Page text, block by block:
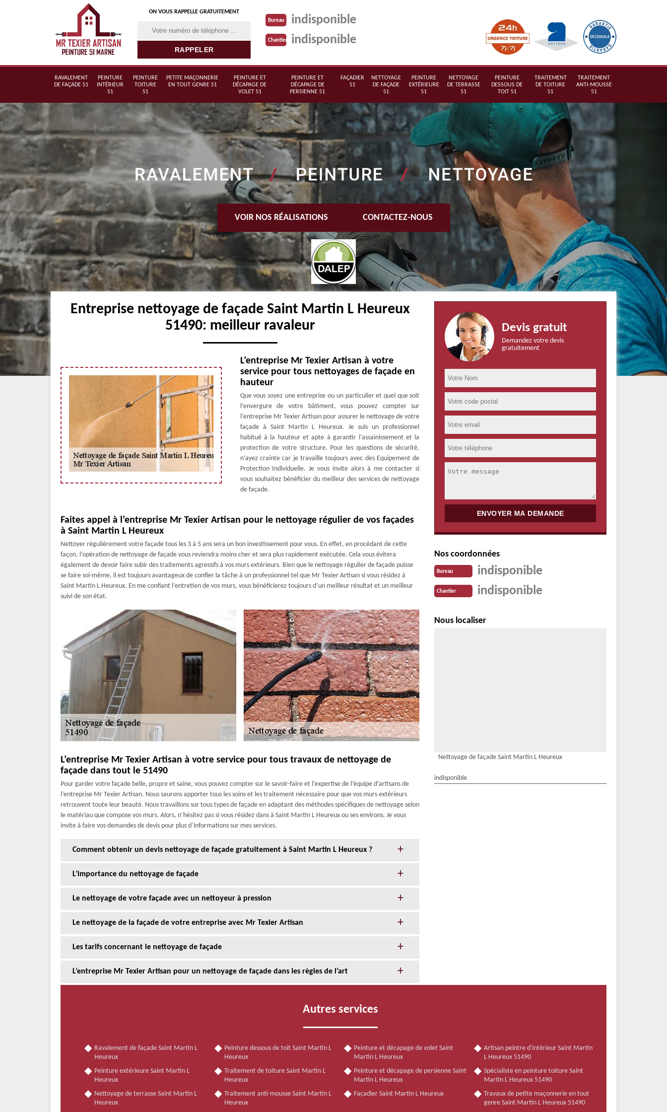
ON VOUS RAPPELLE GRATUITEMENT
Bureau indisponible
Chantier indisponible
RAVALEMENT
DE FAÇADE 51
PEINTURE
INTÉRIEUR
51
PEINTURE
TOITURE
51
PETITE MAÇONNERIE
EN TOUT GENRE 51
PEINTURE ET
DÉCAPAGE DE
VOLET 51
PEINTURE ET
DÉCAPAGE DE
PERSIENNE 51
FAÇADIER
51
NETTOYAGE
DE FAÇADE
51
PEINTURE
EXTÉRIEURE
51
NETTOYAGE
DE TERRASSE
51
PEINTURE
DESSOUS DE
TOIT 51
TRAITEMENT
DE TOITURE
51
TRAITEMENT
ANTI-MOUSSE
51
VOIR NOS RÉALISATIONS CONTACTEZ-NOUS
Entreprise nettoyage de façade Saint Martin L Heureux
51490: meilleur ravaleur
L’entreprise Mr Texier Artisan à votre
service pour tous nettoyages de façade en
hauteur
Que vous soyez une entreprise ou un particulier et quel que soit
l’envergure de votre bâtiment, vous pouvez compter sur
l’entreprise Mr Texier Artisan pour assurer le nettoyage de votre
façade à Saint Martin L Heureux. Je suis un professionnel
habitué à la hauteur et apte à garantir l’assainissement et la
protection de votre structure. Pour les questions de sécurité,
n’ayez crainte car je travaille toujours avec des Equipement de
Protection Individuelle. Je vous invite alors à me contacter si
vous souhaitez bénéficier du meilleur des services de nettoyage
de façade.
Faites appel à l’entreprise Mr Texier Artisan pour le nettoyage régulier de vos façades
à Saint Martin L Heureux
Nettoyer régulièrement votre façade tous les 3 à 5 ans sera un bon investissement pour vous. En effet, en procédant de cette
façon, l’opération de nettoyage de façade vous reviendra moins cher et sera plus rapidement exécutée. Cela vous évitera
également de devoir faire subir des traitements agressifs à vos murs extérieurs. Bien que le nettoyage régulier de façade puisse
se faire soi-même, il est toujours avantageux de confier la tâche à un professionnel tel que Mr Texier Artisan si vous résidez à
Saint Martin L Heureux. En me confiant l’entretien de vos murs, vous bénéficierez toujours d’un meilleur résultat et un meilleur
suivi de son état.
L’entreprise Mr Texier Artisan à votre service pour tous travaux de nettoyage de
façade dans tout le 51490
Pour garder votre façade belle, propre et saine, vous pouvez compter sur le savoir-faire et l’expertise de l’équipe d’artisans de
l’entreprise Mr Texier Artisan. Nous saurons apporter tous les soins et les traitement nécessaire pour que vos murs extérieurs
retrouvent toute leur beauté. Nous travaillons sur tous types de façade en adaptant des méthodes spécifiques de nettoyage selon
le matériau que compose vos murs. Alors, n’hésitez pas si vous résidez dans à Saint Martin L Heureux ou ses environs. Je vous
invite à faire vos demandes de devis pour plus d’informations sur mes services.
Comment obtenir un devis nettoyage de façade gratuitement à Saint Martin L Heureux ?
L’importance du nettoyage de façade
Le nettoyage de votre façade avec un nettoyeur à pression
Le nettoyage de la façade de votre entreprise avec Mr Texier Artisan
Les tarifs concernant le nettoyage de façade
L’entreprise Mr Texier Artisan pour un nettoyage de façade dans les règles de l’art
Devis gratuit
Demandez votre devis
gratuitement
Nos coordonnées
Bureau indisponible
Chantier indisponible
Nous localiser
Nettoyage de façade Saint Martin L Heureux
indisponible
Autres services
Ravalement de façade Saint Martin L
Heureux
Peinture extérieure Saint Martin L
Heureux
Nettoyage de terrasse Saint Martin L
Heureux
Peinture dessous de toit Saint Martin L
Heureux
Traitement de toiture Saint Martin L
Heureux
Traitement anti-mousse Saint Martin L
Heureux
Peinture et décapage de volet Saint
Martin L Heureux
Peinture et décapage de persienne Saint
Martin L Heureux
Façadier Saint Martin L Heureux
Artisan peintre d'intérieur Saint Martin
L Heureux 51490
Spécialiste en peinture toiture Saint
Martin L Heureux 51490
Travaux de petite maçonnerie en tout
genre Saint Martin L Heureux 51490